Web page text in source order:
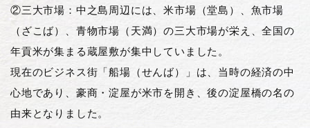
②三大市場：中之島周辺には、米市場（堂島）、魚市場
（ざこば）、青物市場（天満）の三大市場が栄え、全国の
年貢米が集まる蔵屋敷が集中していました。
現在のビジネス街「船場（せんば）」は、当時の経済の中
心地であり、豪商・淀屋が米市を開き、後の淀屋橋の名の
由来となりました。